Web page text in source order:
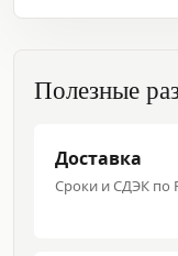
Полезные
Доставка
Сроки и СДЭК по